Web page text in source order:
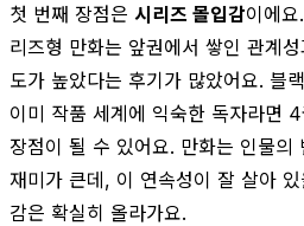
첫 번째 장점은 시리즈 몰입감이에
리즈형 만화는 앞권에서 쌓인 관계
도가 높았다는 후기가 많았어요. 블
이미 작품 세계에 익숙한 독자라면
장점이 될 수 있어요. 만화는 인물의
재미가 큰데, 이 연속성이 잘 살아
감은 확실히 올라가요.